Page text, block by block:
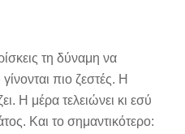
τη δύναμη να
πιο ζεστές. Η
Η μέρα τελειώνει κι εσύ
Και το σημαντικότερο: